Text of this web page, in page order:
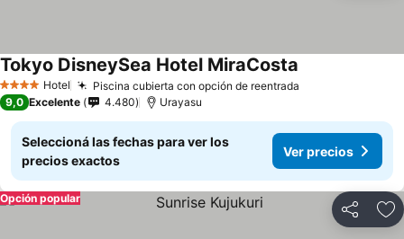
4 EstrellasHotel Piscina cubierta con opción de reentrada
Tokyo DisneySea Hotel MiraCosta
9,0 Excelente 4.480 Urayasu
Seleccioná las fechas para ver los
precios exactos
Ver precios
Compartir
Opción popular